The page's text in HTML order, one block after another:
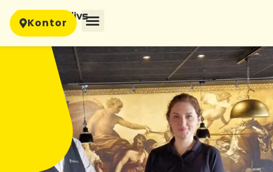
Kontor